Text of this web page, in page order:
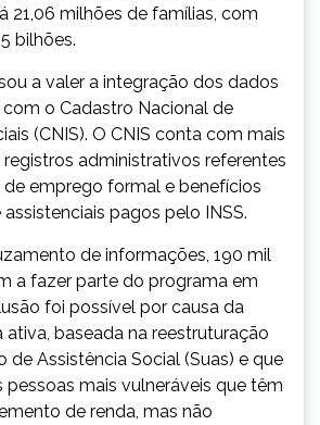
21,06 milhões de famílias, com
bilhões.
a valer a integração dos dados
o Cadastro Nacional de
(CNIS). O CNIS conta com mais
administrativos referentes
de emprego formal e benefícios
pagos pelo INSS.
de informações, 190 mil
a fazer parte do programa em
foi possível por causa da
baseada na reestruturação
de Assistência Social (Suas) e que
pessoas mais vulneráveis que têm
de renda, mas não